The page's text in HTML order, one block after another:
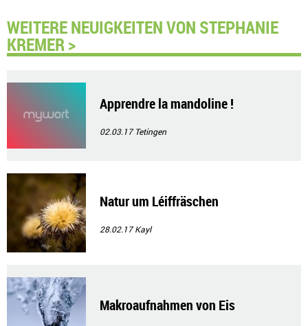
WEITERE NEUIGKEITEN VON STEPHANIE
KREMER >
Apprendre la mandoline !
02.03.17Tetingen
Natur um Léiffräschen
28.02.17Kayl
Makroaufnahmen von Eis